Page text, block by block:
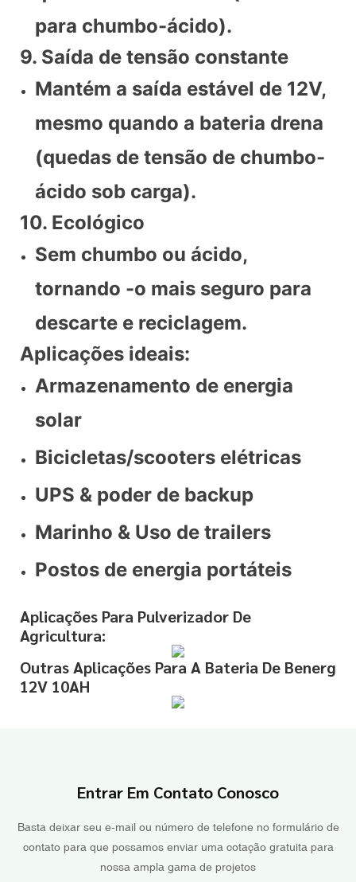
para chumbo-ácido).
9. Saída de tensão constante
Mantém a saída estável de 12V,
mesmo quando a bateria drena
(quedas de tensão de chumbo-
ácido sob carga).
10. Ecológico
Sem chumbo ou ácido,
tornando -o mais seguro para
descarte e reciclagem.
Aplicações ideais:
Armazenamento de energia
solar
Bicicletas/scooters elétricas
UPS & poder de backup
Marinho & Uso de trailers
Postos de energia portáteis
Aplicações Para Pulverizador De
Agricultura:
Outras Aplicações Para A Bateria De Benerg
12V 10AH
Entrar Em Contato Conosco
Basta deixar seu e-mail ou número de telefone no formulário de
contato para que possamos enviar uma cotação gratuita para
nossa ampla gama de projetos